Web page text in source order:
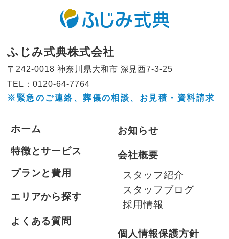
ふじみ式典株式会社
〒242-0018 神奈川県大和市 深見西7-3-25
TEL：0120-64-7764
※緊急のご連絡、葬儀の相談、 お見積・資料請求
ホーム
特徴とサービス
プランと費用
エリアから探す
よくある質問
お知らせ
会社概要
スタッフ紹介
スタッフブログ
採用情報
個人情報保護方針